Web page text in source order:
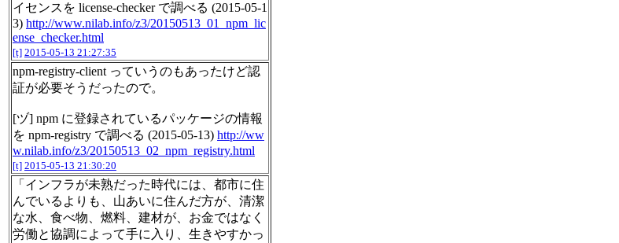
イセンスを license-checker で調べる (2015-05-1
3) http://www.nilab.info/z3/20150513_01_npm_lic
ense_checker.html
[t] 2015-05-13 21:27:35
npm-registry-client っていうのもあったけど認
証が必要そうだったので。
[ヅ] npm に登録されているパッケージの情報
を npm-registry で調べる (2015-05-13) http://ww
w.nilab.info/z3/20150513_02_npm_registry.html
[t] 2015-05-13 21:30:20
「インフラが未熟だった時代には、都市に住
んでいるよりも、山あいに住んだ方が、清潔
な水、食べ物、燃料、建材が、お金ではなく
労働と協調によって手に入り、生きやすかっ